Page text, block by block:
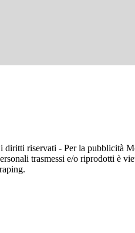
riservati - Per la pubblicità
trasmessi e/o riprodotti è